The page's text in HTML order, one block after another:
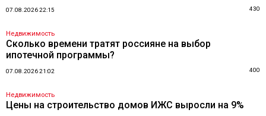
07.08.2026 22:15 430
Недвижимость
Сколько времени тратят россияне на выбор
ипотечной программы?
07.08.2026 21:02 400
Недвижимость
Цены на строительство домов ИЖС выросли на 9%